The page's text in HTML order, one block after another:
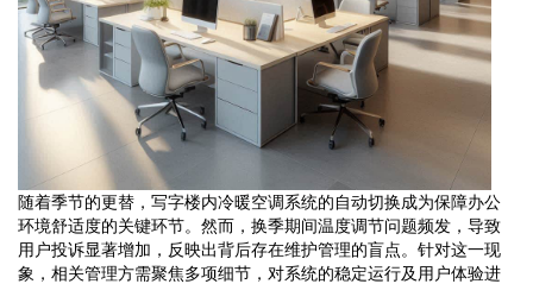
随着季节的更替，写字楼内冷暖空调系统的自动切换成为保障办公
环境舒适度的关键环节。然而，换季期间温度调节问题频发，导致
用户投诉显著增加，反映出背后存在维护管理的盲点。针对这一现
象，相关管理方需聚焦多项细节，对系统的稳定运行及用户体验进